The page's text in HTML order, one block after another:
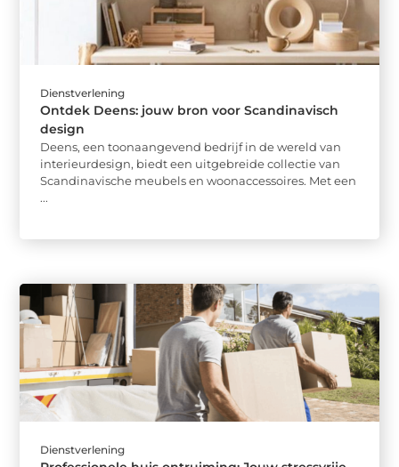
Dienstverlening
Ontdek Deens: jouw bron voor Scandinavisch
design
Deens, een toonaangevend bedrijf in de wereld van
interieurdesign, biedt een uitgebreide collectie van
Scandinavische meubels en woonaccessoires. Met een
...
Dienstverlening